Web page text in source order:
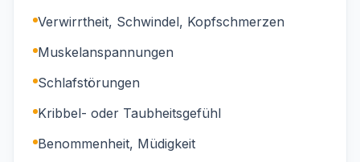
Verwirrtheit, Schwindel, Kopfschmerzen
Muskelanspannungen
Schlafstörungen
Kribbel- oder Taubheitsgefühl
Benommenheit, Müdigkeit